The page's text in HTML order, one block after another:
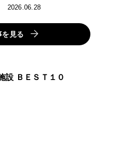
2026.06.28
を見る
設 ＢＥＳＴ１０